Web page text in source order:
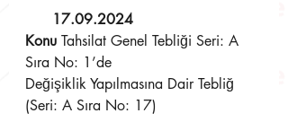
17.09.2024
Konu Tahsilat Genel Tebliği Seri: A
Sıra No: 1’de
Değişiklik Yapılmasına Dair Tebliğ
(Seri: A Sıra No: 17)